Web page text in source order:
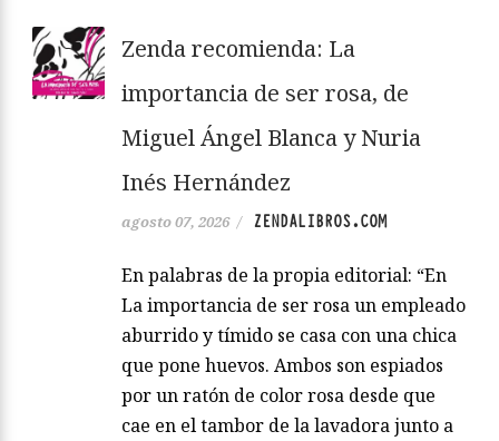
Zenda recomienda: La
importancia de ser rosa, de
Miguel Ángel Blanca y Nuria
Inés Hernández
agosto 07, 2026 / ZENDALIBROS.COM
En palabras de la propia editorial: “En
La importancia de ser rosa un empleado
aburrido y tímido se casa con una chica
que pone huevos. Ambos son espiados
por un ratón de color rosa desde que
cae en el tambor de la lavadora junto a